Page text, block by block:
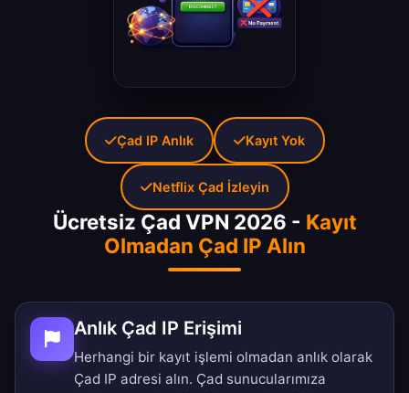
Ücretsiz Çad VPN 2026 - Kayıt
Olmadan Çad IP Alın
Anlık Çad IP Erişimi
Herhangi bir kayıt işlemi olmadan anlık olarak
Çad IP adresi alın. Çad sunucularımıza
Çad IP Anlık Kayıt Yok
Netflix Çad İzleyin